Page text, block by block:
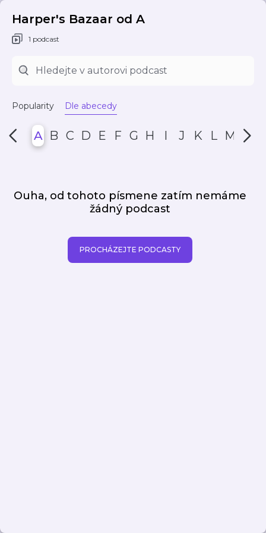
Harper's Bazaar od A
1 podcast
Popularity Dle abecedy
A B C D E F G H I J K L M N
Ouha, od tohoto písmene zatím nemáme
žádný podcast
PROCHÁZEJTE PODCASTY